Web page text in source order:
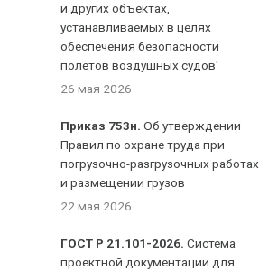
и других объектах,
устанавливаемых в целях
обеспечения безопасности
полетов воздушных судов'
26 мая 2026
Приказ 753н. Об утверждении
Правил по охране труда при
погрузочно-разгрузочных работах
и размещении грузов
22 мая 2026
ГОСТ Р 21.101-2026. Система
проектной документации для